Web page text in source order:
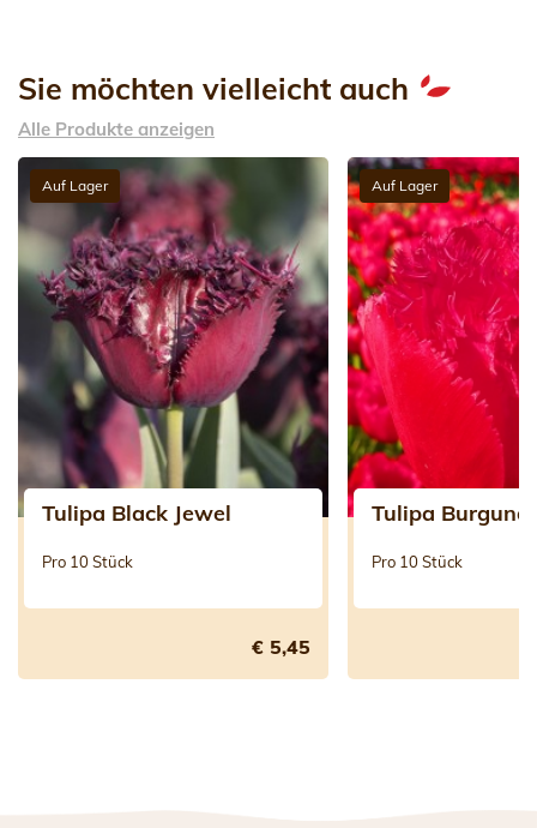
Sie möchten vielleicht auch
Alle Produkte anzeigen
Auf Lager
Tulipa Black Jewel
Pro 10 Stück
€ 5,45
Auf Lager
Tulipa
Pro 10 Stück